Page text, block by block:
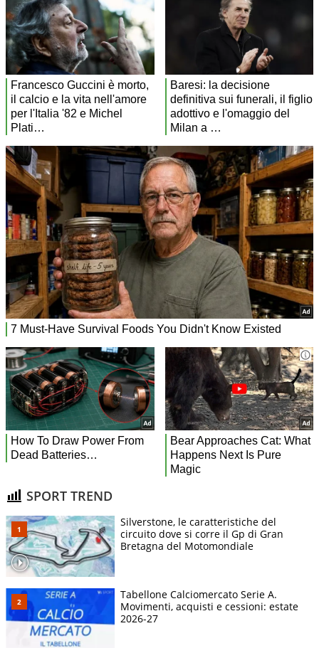
SPORT TREND
Silverstone, le caratteristiche del
circuito dove si corre il Gp di Gran
Bretagna del Motomondiale
Tabellone Calciomercato Serie A.
Movimenti, acquisti e cessioni: estate
2026-27